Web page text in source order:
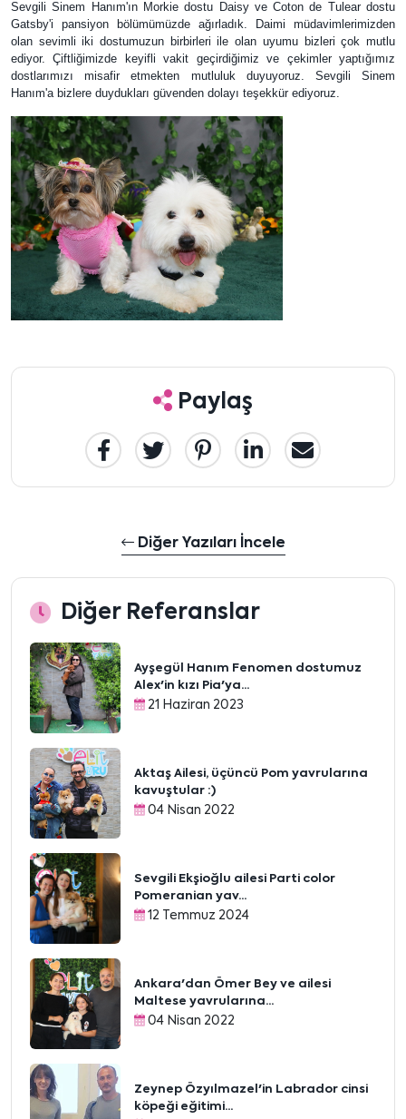
Sevgili Sinem Hanım'ın Morkie dostu Daisy ve Coton de Tulear dostu
Gatsby'i pansiyon bölümümüzde ağırladık. Daimi müdavimlerimizden
olan sevimli iki dostumuzun birbirleri ile olan uyumu bizleri çok mutlu
ediyor. Çiftliğimizde keyifli vakit geçirdiğimiz ve çekimler yaptığımız
dostlarımızı misafir etmekten mutluluk duyuyoruz. Sevgili Sinem
Hanım'a bizlere duydukları güvenden dolayı teşekkür ediyoruz.
Paylaş
Diğer Yazıları İncele
Diğer Referanslar
Ayşegül Hanım Fenomen dostumuz
Alex'in kızı Pia'ya...
21 Haziran 2023
Aktaş Ailesi, üçüncü Pom yavrularına
kavuştular :)
04 Nisan 2022
Sevgili Ekşioğlu ailesi Parti color
Pomeranian yav...
12 Temmuz 2024
Ankara'dan Ömer Bey ve ailesi
Maltese yavrularına...
04 Nisan 2022
Zeynep Özyılmazel'in Labrador cinsi
köpeği eğitimi...